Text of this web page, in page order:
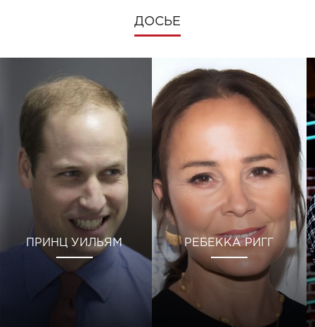
ДОСЬЕ
ПРИНЦ УИЛЬЯМ РЕБЕККА РИГГ